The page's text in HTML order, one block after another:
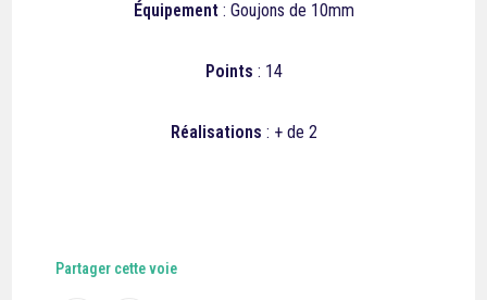
Équipement: Goujons de 10mm
Points : 14
Réalisations : + de 2
Partager cette voie